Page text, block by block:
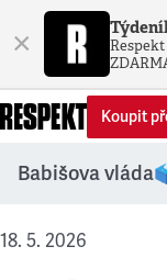
×
Koupit
Babišova vláda
18. 5. 2026